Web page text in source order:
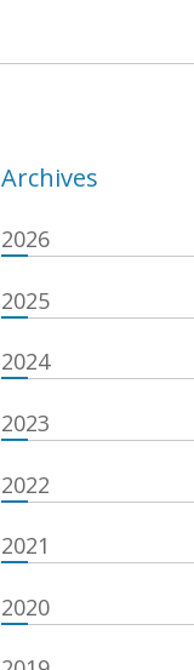
Archives
2026
2025
2024
2023
2022
2021
2020